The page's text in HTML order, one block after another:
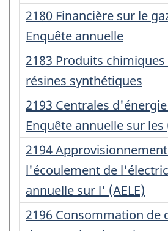
:
Numéro
d'enregistrement
:
2180 Financière sur le
Enquête annuelle
Numéro
d'enregistrement
:
2183 Produits
résines synthétiques
Numéro
d'enregistrement
:
2193 Centrales
Enquête annuelle sur les
Numéro
d'enregistrement
:
2194
l'écoulement de
annuelle sur l' (AELE)
Numéro
2196 Consommation de